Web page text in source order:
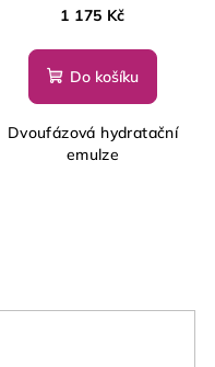
1 175 Kč
Do košíku
Dvoufázová hydratační
emulze